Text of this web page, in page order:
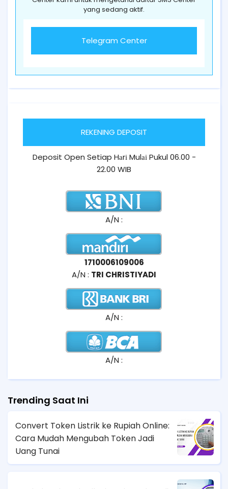
yang sedang aktif.
Telegram Center
REKENING DEPOSIT
Deposit Open Setiap Hаrі Mulаі Pukul 06.00 -
22.00 WIB
A/N :
1710006109006
A/N : TRI CHRISTIYADI
A/N :
A/N :
Trending Saat Ini
Convert Token Listrik ke Rupiah Online:
Cara Mudah Mengubah Token Jadi
Uang Tunai